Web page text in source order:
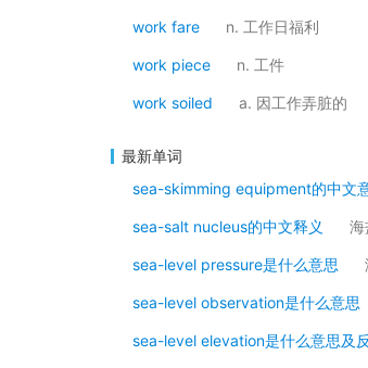
work fare n. 工作日福利
work piece n. 工件
work soiled a. 因工作弄脏的
最新单词
sea-skimming equipment的中文
sea-salt nucleus的中文释义 海
sea-level pressure是什么意思
sea-level observation是什么意思
sea-level elevation是什么意思及